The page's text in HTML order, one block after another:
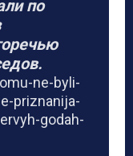
по
ne-byli-
priznanija-
godah-